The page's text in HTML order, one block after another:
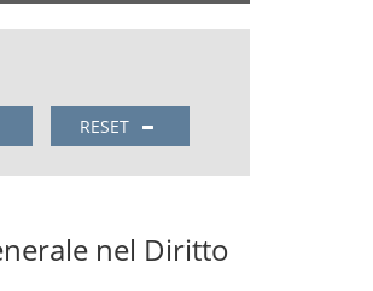
RESET
nel Diritto